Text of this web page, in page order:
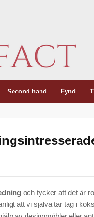
Second hand Fynd
och tycker att det är
att vi själva tar tag i